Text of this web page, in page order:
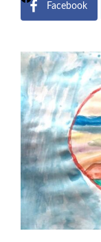
Facebook